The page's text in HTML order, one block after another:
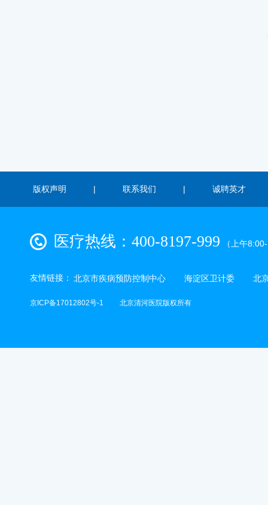
版权声明 | 联系我们 | 诚聘英才
医疗热线：400-8197-999 （上午
北京市疾病预防控制中心 海淀区卫计委 北
友情链接：
京ICP备17012802号-1 北京清河医院版权所有